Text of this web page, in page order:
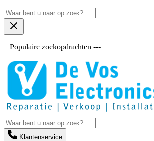
Populaire zoekopdrachten ---
Klantenservice